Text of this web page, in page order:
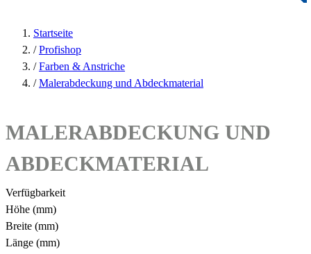
Startseite
/ Profishop
/ Farben & Anstriche
/ Malerabdeckung und Abdeckmaterial
MALERABDECKUNG UND
ABDECKMATERIAL
Verfügbarkeit
Höhe (mm)
Breite (mm)
Länge (mm)